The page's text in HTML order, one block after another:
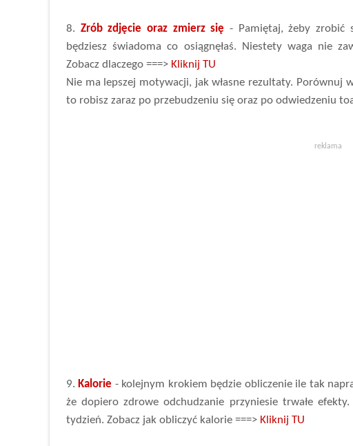
8. Zrób zdjęcie oraz zmierz się - Pamiętaj, żeby zrobić
będziesz świadoma co osiągnęłaś. Niestety waga nie
Zobacz dlaczego ===> Kliknij TU
Nie ma lepszej motywacji, jak własne rezultaty. Porównuj
to robisz zaraz po przebudzeniu się oraz po odwiedzeniu
reklama
9.Kalorie - kolejnym krokiem będzie obliczenie ile tak
że dopiero zdrowe odchudzanie przyniesie trwałe
tydzień. Zobacz jak obliczyć kalorie ===> Kliknij TU